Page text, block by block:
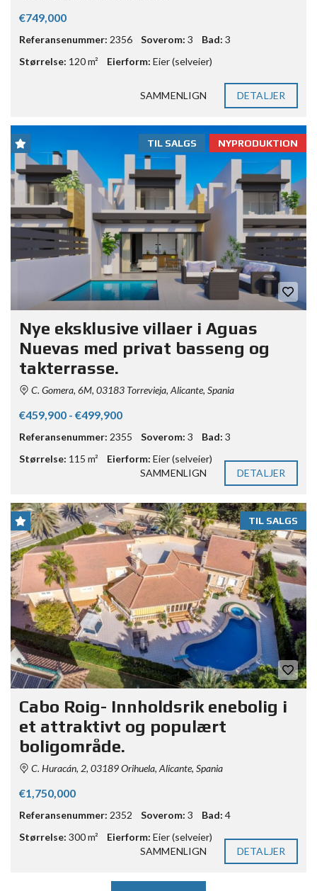
€749,000
Referansenummer: 2356 Soverom: 3 Bad: 3
Størrelse: 120 m² Eierform: Eier (selveier)
SAMMENLIGN DETALJER
NYPRODUKTION
TIL SALGS
Nye eksklusive villaer i Aguas
Nuevas med privat basseng og
takterrasse.
C. Gomera, 6M, 03183 Torrevieja, Alicante, Spania
€459,900 - €499,900
Referansenummer: 2355 Soverom: 3 Bad: 3
Størrelse: 115 m² Eierform: Eier (selveier)
SAMMENLIGN
DETALJER
TIL SALGS
Cabo Roig- Innholdsrik enebolig i
et attraktivt og populært
boligområde.
C. Huracán, 2, 03189 Orihuela, Alicante, Spania
€1,750,000
Referansenummer: 2352 Soverom: 3 Bad: 4
Størrelse: 300 m² Eierform: Eier (selveier)
SAMMENLIGN
DETALJER